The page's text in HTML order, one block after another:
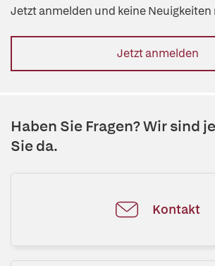
Jetzt anmelden und keine
Jetzt anmelden
Haben Sie Fragen? Wir sind
Sie da.
Kontakt